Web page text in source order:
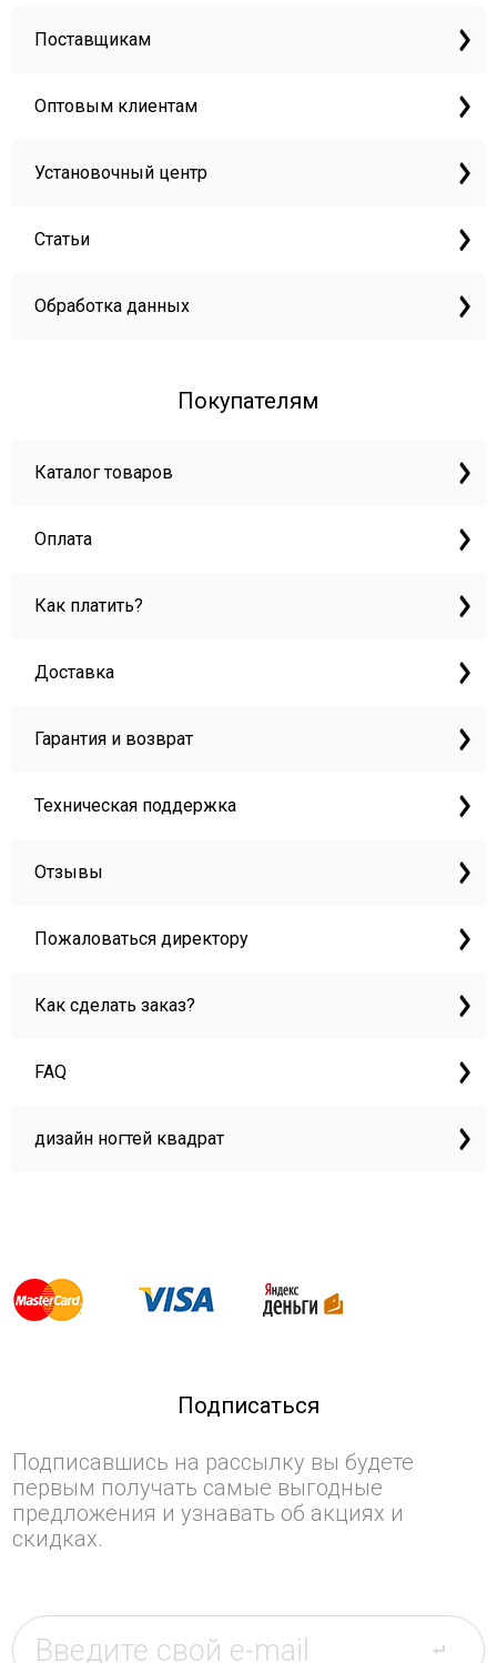
Поставщикам
Оптовым клиентам
Установочный центр
Статьи
Обработка данных
Покупателям
Каталог товаров
Оплата
Как платить?
Доставка
Гарантия и возврат
Техническая поддержка
Отзывы
Пожаловаться директору
Как сделать заказ?
FAQ
дизайн ногтей квадрат
Подписаться
Подписавшись на рассылку вы будете
первым получать самые выгодные
предложения и узнавать об акциях и
скидках.